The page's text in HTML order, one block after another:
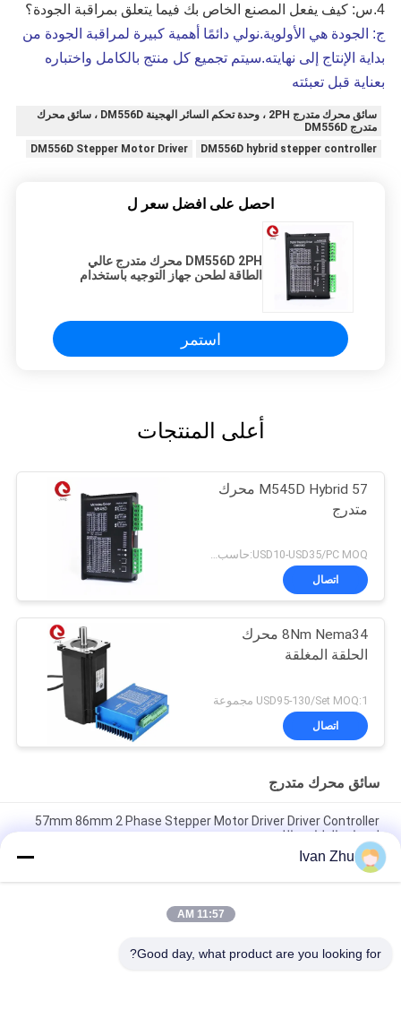
4. س: كيف يفعل المصنع الخاص بك فيما يتعلق بمراقبة الجودة؟
ج: الجودة هي الأولوية.نولي دائمًا أهمية كبيرة لمراقبة الجودة من
بداية الإنتاج إلى نهايته.سيتم تجميع كل منتج بالكامل واختباره
بعناية قبل تعبئته
سائق محرك متدرج 2PH ، وحدة تحكم السائر الهجينة DM556D ، سائق محرك
متدرج DM556D
DM556D hybrid stepper controller
DM556D Stepper Motor Driver
احصل على افضل سعر ل
DM556D 2PH محرك متدرج عالي
الطاقة لطحن جهاز التوجيه باستخدام
استمر
أعلى المنتجات
M545D Hybrid 57 محرك
متدرج
USD10-USD35/PC MOQ:حاسب شخصي 1
اتصال
8Nm Nema34 محرك
الحلقة المغلقة
USD95-130/Set MOQ:1 مجموعة
اتصال
سائق محرك متدرج
57mm 86mm 2 Phase Stepper Motor Driver Driver Controller
لمعدات الطباعة بالليزر
مللي متر محرك متدرج 110VAC 200VAC
Ivan Zhu
11:57 AM
Good day, what product are you looking for?